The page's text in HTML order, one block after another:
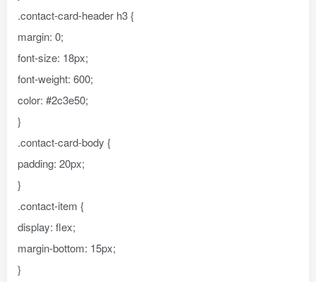
.contact-card-header h3 {
margin: 0;
font-size: 18px;
font-weight: 600;
color: #2c3e50;
}
.contact-card-body {
padding: 20px;
}
.contact-item {
display: flex;
margin-bottom: 15px;
}